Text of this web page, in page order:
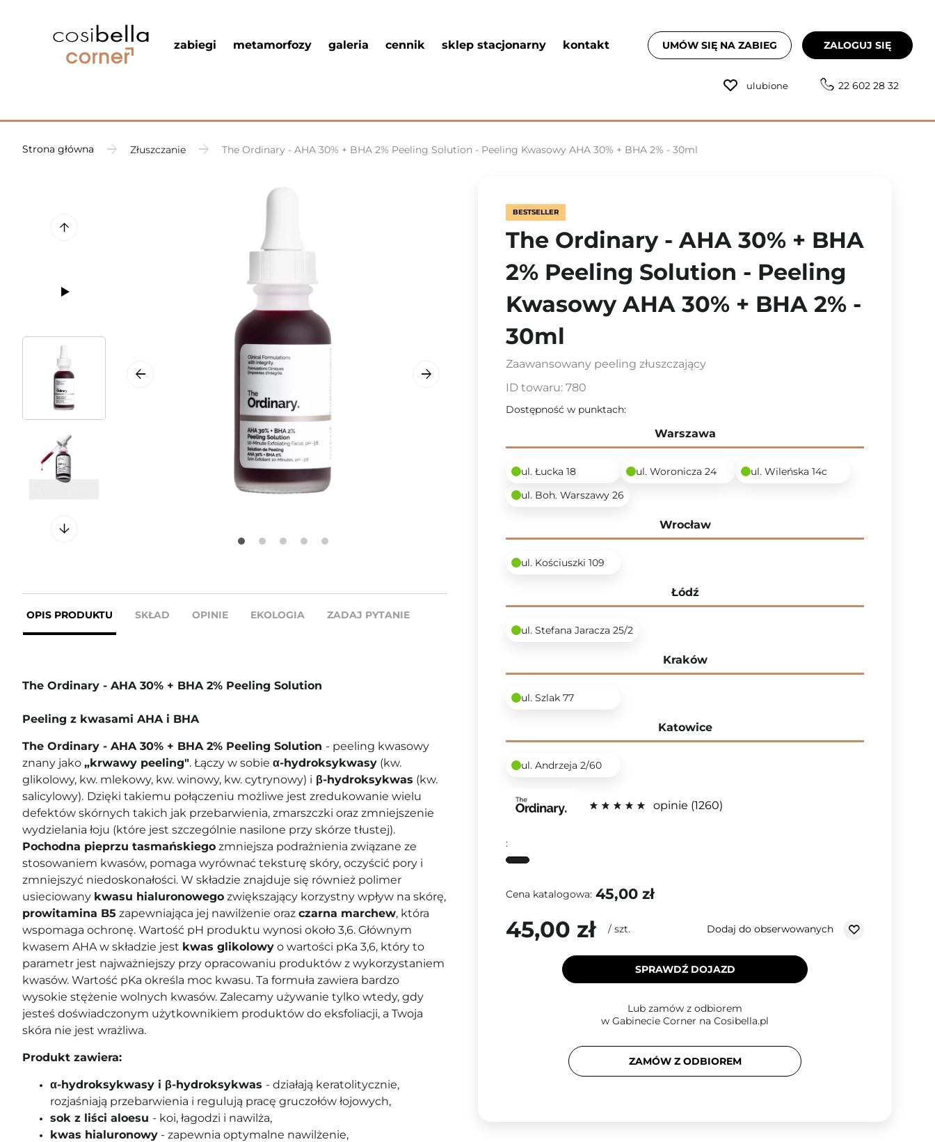
zabiegi metamorfozy galeria cennik sklep stacjonarny kontakt UMÓW SIĘ NA ZABIEG ZALOGUJ SIĘ
ulubione 22 602 28 32
Strona główna Złuszczanie The Ordinary - AHA 30% + BHA 2% Peeling Solution - Peeling Kwasowy AHA 30% + BHA 2% - 30ml
OPIS PRODUKTU SKŁAD OPINIE EKOLOGIA ZADAJ PYTANIE
The Ordinary - AHA 30% + BHA 2% Peeling Solution
Peeling z kwasami AHA i BHA
The Ordinary - AHA 30% + BHA 2% Peeling Solution - peeling kwasowy
znany jako „krwawy peeling". Łączy w sobie α-hydroksykwasy (kw.
glikolowy, kw. mlekowy, kw. winowy, kw. cytrynowy) i β-hydroksykwas (kw.
salicylowy). Dzięki takiemu połączeniu możliwe jest zredukowanie wielu
defektów skórnych takich jak przebarwienia, zmarszczki oraz zmniejszenie
wydzielania łoju (które jest szczególnie nasilone przy skórze tłustej).
Pochodna pieprzu tasmańskiego zmniejsza podrażnienia związane ze
stosowaniem kwasów, pomaga wyrównać teksturę skóry, oczyścić pory i
zmniejszyć niedoskonałości. W składzie znajduje się również polimer
usieciowany kwasu hialuronowego zwiększający korzystny wpływ na skórę,
prowitamina B5 zapewniająca jej nawilżenie oraz czarna marchew, która
wspomaga ochronę. Wartość pH produktu wynosi około 3,6. Głównym
kwasem AHA w składzie jest kwas glikolowy o wartości pKa 3,6, który to
parametr jest najważniejszy przy opracowaniu produktów z wykorzystaniem
kwasów. Wartość pKa określa moc kwasu. Ta formuła zawiera bardzo
wysokie stężenie wolnych kwasów. Zalecamy używanie tylko wtedy, gdy
jesteś doświadczonym użytkownikiem produktów do eksfoliacji, a Twoja
skóra nie jest wrażliwa.
Produkt zawiera:
α-hydroksykwasy i β-hydroksykwas - działają keratolitycznie,
rozjaśniają przebarwienia i regulują pracę gruczołów łojowych,
sok z liści aloesu - koi, łagodzi i nawilża,
kwas hialuronowy - zapewnia optymalne nawilżenie,
BESTSELLER
The Ordinary - AHA 30% + BHA
2% Peeling Solution - Peeling
Kwasowy AHA 30% + BHA 2% -
30ml
Zaawansowany peeling złuszczający
ID towaru: 780
Dostępność w punktach:
Warszawa
ul. Łucka 18 ul. Woronicza 24
ul. Wileńska 14c
ul. Boh. Warszawy 26
Wrocław
ul. Kościuszki 109
Łódź
ul. Stefana Jaracza 25/2
Kraków
ul. Szlak 77
Katowice
ul. Andrzeja 2/60
opinie 1260
:
Cena katalogowa: 45,00 zł
45,00 zł / szt. Dodaj do obserwowanych
SPRAWDŹ DOJAZD
Lub zamów z odbiorem
w Gabinecie Corner na Cosibella.pl
ZAMÓW Z ODBIOREM